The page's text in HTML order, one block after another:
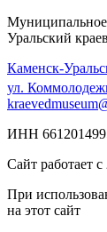
Муниципальное
Уральский
Каменск-
ул.
ИНН
Сайт работает с
При
на этот сайт